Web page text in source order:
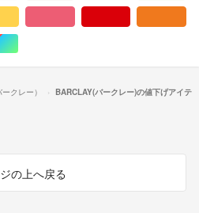
金色系マルチカラー
クレー）
BARCLAY(バークレー)の値下げアイテ
の上へ戻る